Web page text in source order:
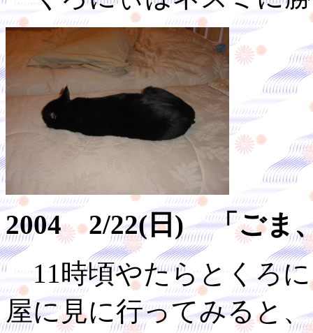
2004 2/22(日) 「ごま
11時頃やたらとくろに
屋に見に行ってみると